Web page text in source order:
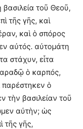
βασιλεία τοῦ Θεοῦ,
τῆς γῆς, καὶ
καὶ ὁ σπόρος
αὐτός. αὐτομάτη
στάχυν, εἶτα
ὁ καρπός,
παρέστηκεν ὁ
τὴν βασιλείαν τοῦ
αὐτὴν; ὡς
τῆς γῆς,